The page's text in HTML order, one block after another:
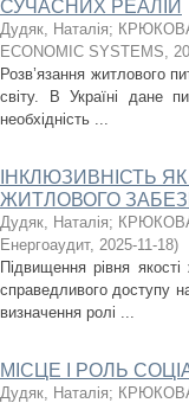
СУЧАСНИХ РЕАЛІЙ
Дудяк, Наталія;
ECONOMIC SYSTEMS,
Розв’язання житлового
світу. В Україні дане
необхідність ...
ІНКЛЮЗИВНІСТЬ
ЖИТЛОВОГО
Дудяк, Наталія;
Енергоаудит, 2025-11-18)
Підвищення рівня
справедливого доступу
визначення ролі ...
МІСЦЕ І РОЛЬ
Дудяк, Наталія;